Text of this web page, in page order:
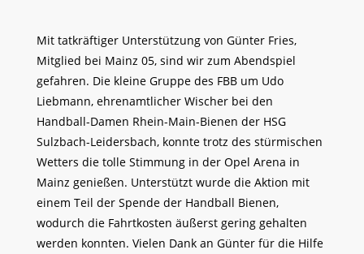
Mit tatkräftiger Unterstützung von Günter Fries,
Mitglied bei Mainz 05, sind wir zum Abendspiel
gefahren. Die kleine Gruppe des FBB um Udo
Liebmann, ehrenamtlicher Wischer bei den
Handball-Damen Rhein-Main-Bienen der HSG
Sulzbach-Leidersbach, konnte trotz des stürmischen
Wetters die tolle Stimmung in der Opel Arena in
Mainz genießen. Unterstützt wurde die Aktion mit
einem Teil der Spende der Handball Bienen,
wodurch die Fahrtkosten äußerst gering gehalten
werden konnten. Vielen Dank an Günter für die Hilfe